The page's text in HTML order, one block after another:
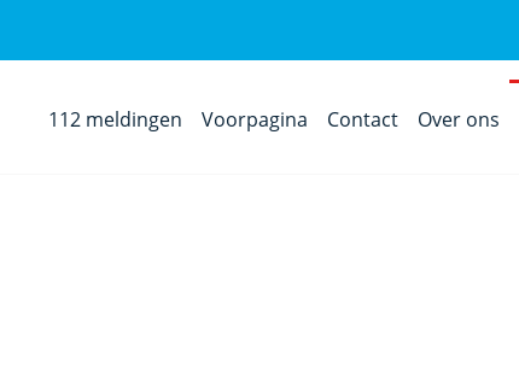
112 meldingen Voorpagina Contact Over ons